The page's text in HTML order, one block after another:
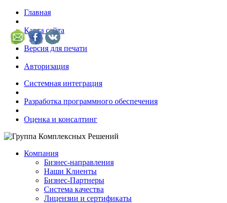
Главная
Карта сайта
Версия для печати
Авторизация
Системная интеграция
Разработка программного обеспечения
Оценка и консалтинг
Компания
Бизнес-направления
Наши Клиенты
Бизнес-Партнеры
Система качества
Лицензии и сертификаты